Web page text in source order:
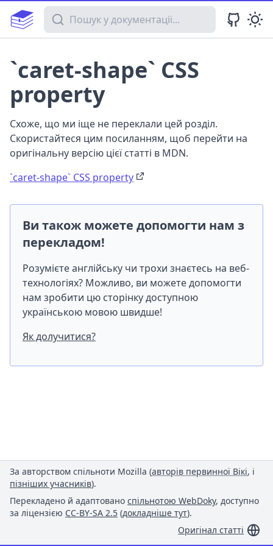
Пошук у документації
`caret-shape` CSS
property
Схоже, що ми іще не переклали цей розділ.
Скористайтеся цим посиланням, щоб перейти на
оригінальну версію цієї статті в MDN.
`caret-shape` CSS property
Ви також можете допомогти нам з
перекладом!
Розумієте англійську чи трохи знаєтесь на веб-
технологіях? Можливо, ви можете допомогти
нам зробити цю сторінку доступною
українською мовою швидше!
Як долучитися?
За авторством спільноти Mozilla (авторів первинної Вікі, і
пізніших учасників).
Перекладено й адаптовано спільнотою WebDoky, доступно
за ліцензією CC-BY-SA 2.5 (докладніше тут).
Оригінал статті